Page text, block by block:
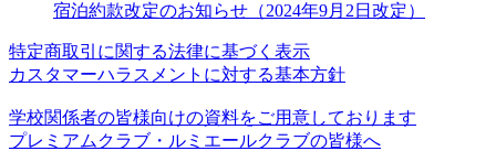
宿泊約款改定のお知らせ（2024年9月2日改定）
特定商取引に関する法律に基づく表示
カスタマーハラスメントに対する基本方針
学校関係者の皆様向けの資料をご用意しております
プレミアムクラブ・ルミエールクラブの皆様へ